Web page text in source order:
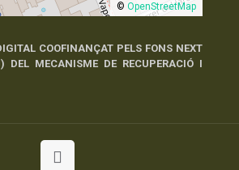
© OpenStreetMap
COOFINANÇAT PELS FONS NEXT
DEL MECANISME DE RECUPERACIÓ I